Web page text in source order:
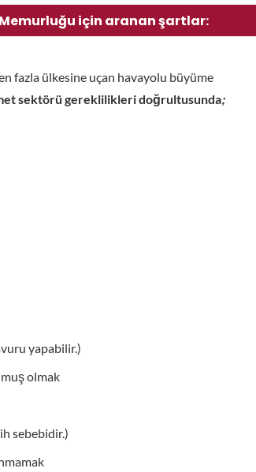
Memurluğu için aranan şartlar:
fazla ülkesine uçan havayolu büyüme
sektörü gereklilikleri doğrultusunda;
yapabilir.)
olmak
sebebidir.)